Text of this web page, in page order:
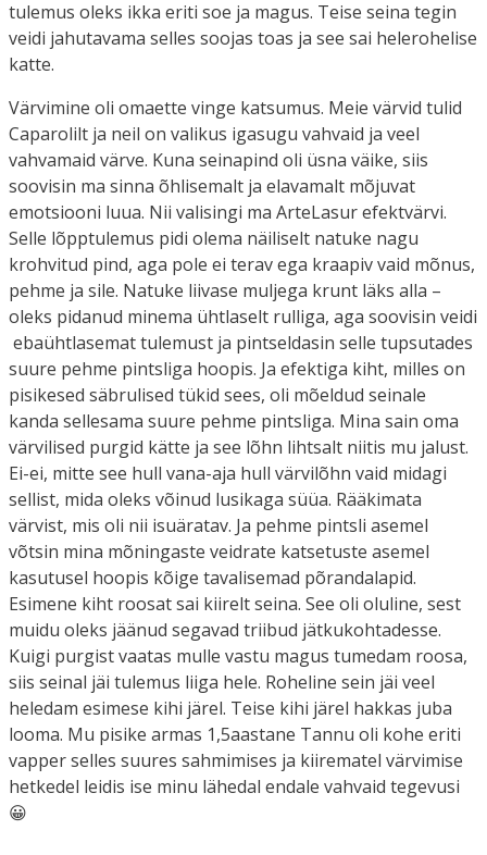
tulemus oleks ikka eriti soe ja magus. Teise seina tegin
veidi jahutavama selles soojas toas ja see sai helerohelise
katte.
Värvimine oli omaette vinge katsumus. Meie värvid tulid
Caparolilt ja neil on valikus igasugu vahvaid ja veel
vahvamaid värve. Kuna seinapind oli üsna väike, siis
soovisin ma sinna õhlisemalt ja elavamalt mõjuvat
emotsiooni luua. Nii valisingi ma ArteLasur efektvärvi.
Selle lõpptulemus pidi olema näiliselt natuke nagu
krohvitud pind, aga pole ei terav ega kraapiv vaid mõnus,
pehme ja sile. Natuke liivase muljega krunt läks alla –
oleks pidanud minema ühtlaselt rulliga, aga soovisin veidi
ebaühtlasemat tulemust ja pintseldasin selle tupsutades
suure pehme pintsliga hoopis. Ja efektiga kiht, milles on
pisikesed säbrulised tükid sees, oli mõeldud seinale
kanda sellesama suure pehme pintsliga. Mina sain oma
värvilised purgid kätte ja see lõhn lihtsalt niitis mu jalust.
Ei-ei, mitte see hull vana-aja hull värvilõhn vaid midagi
sellist, mida oleks võinud lusikaga süüa. Rääkimata
värvist, mis oli nii isuäratav. Ja pehme pintsli asemel
võtsin mina mõningaste veidrate katsetuste asemel
kasutusel hoopis kõige tavalisemad põrandalapid.
Esimene kiht roosat sai kiirelt seina. See oli oluline, sest
muidu oleks jäänud segavad triibud jätkukohtadesse.
Kuigi purgist vaatas mulle vastu magus tumedam roosa,
siis seinal jäi tulemus liiga hele. Roheline sein jäi veel
heledam esimese kihi järel. Teise kihi järel hakkas juba
looma. Mu pisike armas 1,5aastane Tannu oli kohe eriti
vapper selles suures sahmimises ja kiirematel värvimise
hetkedel leidis ise minu lähedal endale vahvaid tegevusi
😀